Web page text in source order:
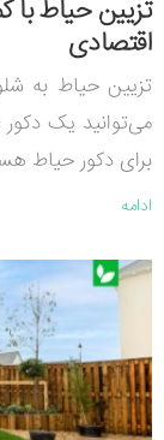
اقتصادی
تزیین حیاط به
می‌توانید یک
برای دکور حیاط
ادامه